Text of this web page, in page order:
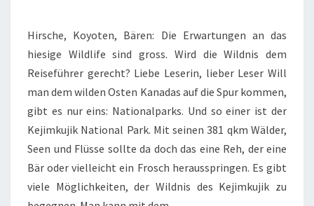
Hirsche, Koyoten, Bären: Die Erwartungen an das
hiesige Wildlife sind gross. Wird die Wildnis dem
Reiseführer gerecht? Liebe Leserin, lieber Leser Will
man dem wilden Osten Kanadas auf die Spur kommen,
gibt es nur eins: Nationalparks. Und so einer ist der
Kejimkujik National Park. Mit seinen 381 qkm Wälder,
Seen und Flüsse sollte da doch das eine Reh, der eine
Bär oder vielleicht ein Frosch herausspringen. Es gibt
viele Möglichkeiten, der Wildnis des Kejimkujik zu